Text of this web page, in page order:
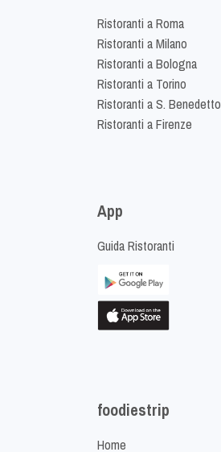
Ristoranti a Roma
Ristoranti a Milano
Ristoranti a Bologna
Ristoranti a Torino
Ristoranti a S.
Ristoranti a Firenze
App
Guida Ristoranti
foodiestrip
Home